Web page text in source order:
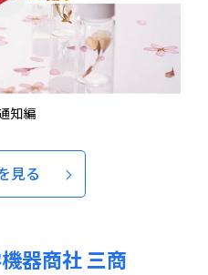
知編
見る
器商社 三商